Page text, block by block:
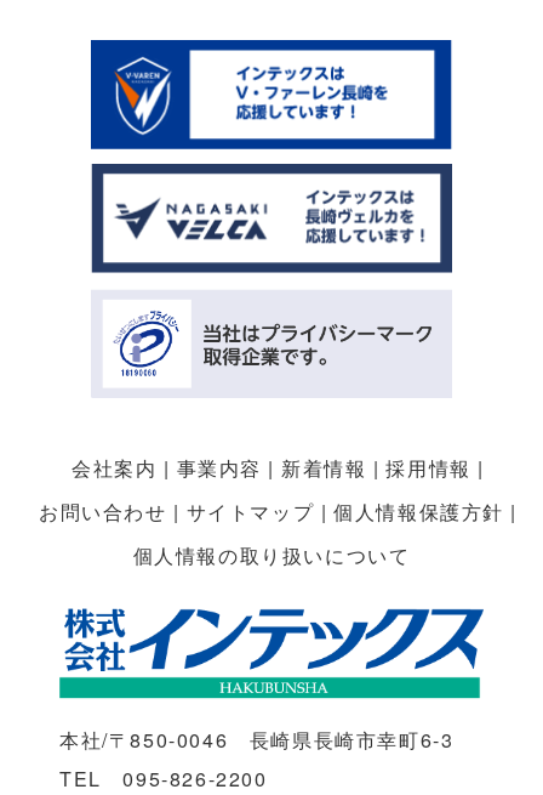
会社案内 事業内容 新着情報
採用情報
お問い合わせ
サイトマップ
個人情報保護方針
個人情報の取り扱いについて
本社/〒850-0046 長崎県長崎市幸町6-3
TEL 095-826-2200